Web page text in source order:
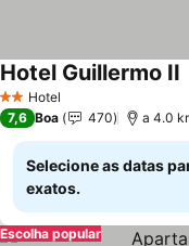
2 Estrelas
Hotel
Hotel Guillermo II
7,6 Boa 470 a 4.0
Selecione as datas
exatos.
Escolha popular